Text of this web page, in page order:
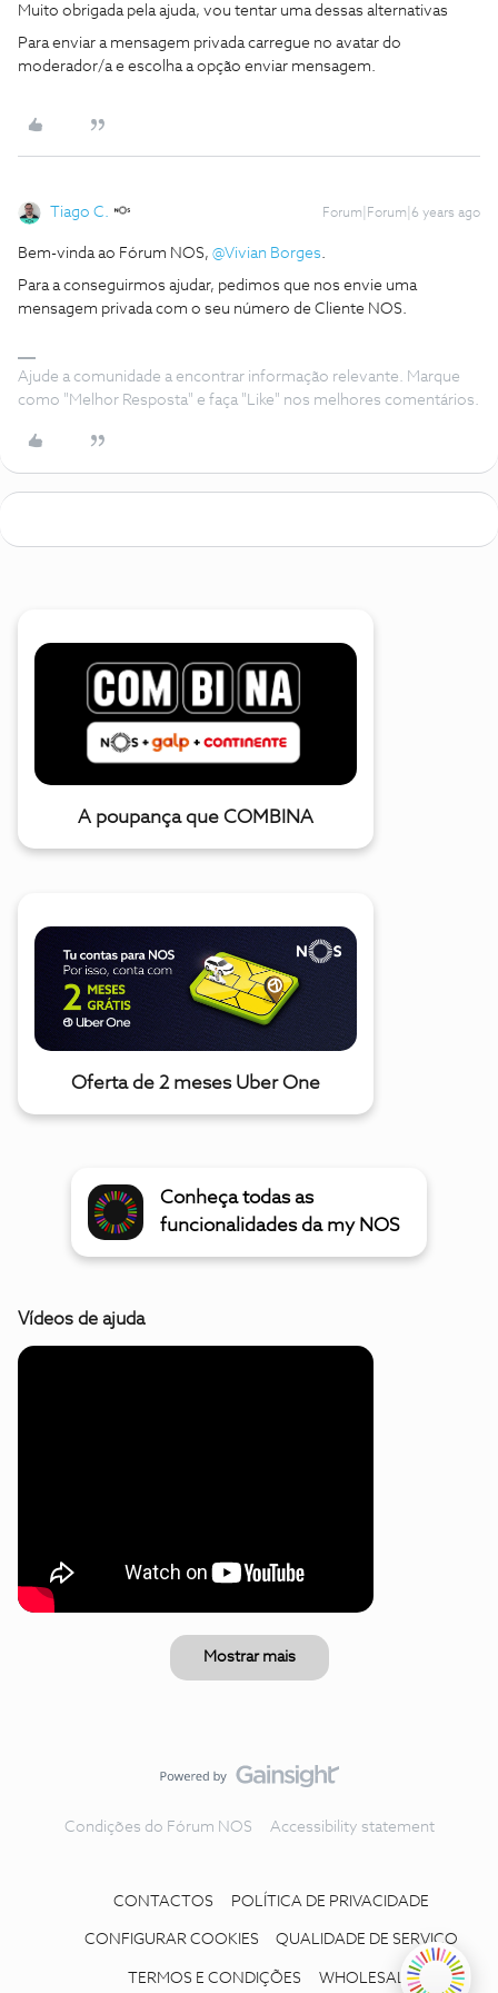
Muito obrigada pela ajuda, vou tentar uma dessas alternativas
Para enviar a mensagem privada carregue no avatar do
moderador/a e escolha a opção enviar mensagem.
Tiago C. Forum|Forum|6 years ago
Bem-vinda ao Fórum NOS, @Vivian Borges.
Para a conseguirmos ajudar, pedimos que nos envie uma
mensagem privada com o seu número de Cliente NOS.
Ajude a comunidade a encontrar informação relevante. Marque
como "Melhor Resposta" e faça "Like" nos melhores comentários.
A poupança que COMBINA
Oferta de 2 meses Uber One
Conheça todas as
funcionalidades da my NOS
Vídeos de ajuda
Mostrar mais
Condições do Fórum NOS Accessibility statement
CONTACTOS POLÍTICA DE PRIVACIDADE
CONFIGURAR COOKIES QUALIDADE DE SERVIÇO
TERMOS E CONDIÇÕES WHOLESALE